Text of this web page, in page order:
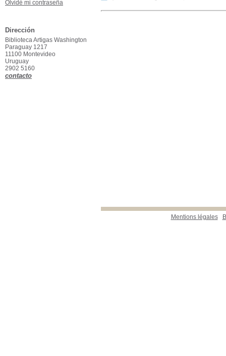
Mentions légales
Olvidé mi contraseña
Dirección
Biblioteca Artigas Washington
Paraguay 1217
11100 Montevideo
Uruguay
2902 5160
contacto